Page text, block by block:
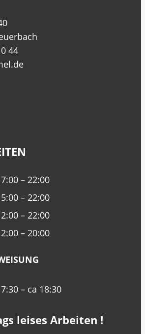
44
– 22:00
– 22:00
– 22:00
– 20:00
– ca 18:30
leises Arbeiten !